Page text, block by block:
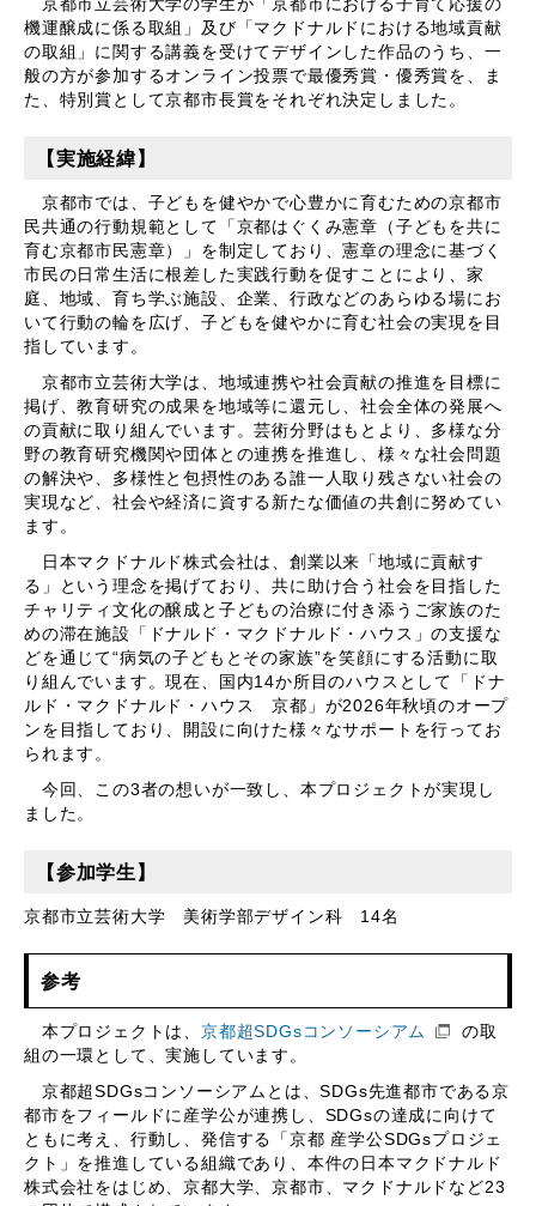
京都市立芸術大学の学生が「京都市における子育て応援の
機運醸成に係る取組」及び「マクドナルドにおける地域貢献
の取組」に関する講義を受けてデザインした作品のうち、一
般の方が参加するオンライン投票で最優秀賞・優秀賞を、ま
た、特別賞として京都市長賞をそれぞれ決定しました。
【実施経緯】
京都市では、子どもを健やかで心豊かに育むための京都市
民共通の行動規範として「京都はぐくみ憲章（子どもを共に
育む京都市民憲章）」を制定しており、憲章の理念に基づく
市民の日常生活に根差した実践行動を促すことにより、家
庭、地域、育ち学ぶ施設、企業、行政などのあらゆる場にお
いて行動の輪を広げ、子どもを健やかに育む社会の実現を目
指しています。
京都市立芸術大学は、地域連携や社会貢献の推進を目標に
掲げ、教育研究の成果を地域等に還元し、社会全体の発展へ
の貢献に取り組んでいます。芸術分野はもとより、多様な分
野の教育研究機関や団体との連携を推進し、様々な社会問題
の解決や、多様性と包摂性のある誰一人取り残さない社会の
実現など、社会や経済に資する新たな価値の共創に努めてい
ます。
日本マクドナルド株式会社は、創業以来「地域に貢献す
る」という理念を掲げており、共に助け合う社会を目指した
チャリティ文化の醸成と子どもの治療に付き添うご家族のた
めの滞在施設「ドナルド・マクドナルド・ハウス」の支援な
どを通じて“病気の子どもとその家族”を笑顔にする活動に取
り組んでいます。現在、国内14か所目のハウスとして「ドナ
ルド・マクドナルド・ハウス 京都」が2026年秋頃のオープ
ンを目指しており、開設に向けた様々なサポートを行ってお
られます。
今回、この3者の想いが一致し、本プロジェクトが実現し
ました。
【参加学生】
京都市立芸術大学 美術学部デザイン科 14名
参考
本プロジェクトは、京都超SDGsコンソーシアム
の取
組の一環として、実施しています。
京都超SDGsコンソーシアムとは、SDGs先進都市である京
都市をフィールドに産学公が連携し、SDGsの達成に向けて
ともに考え、行動し、発信する「京都 産学公SDGsプロジェ
クト」を推進している組織であり、本件の日本マクドナルド
株式会社をはじめ、京都大学、京都市、マクドナルドなど23